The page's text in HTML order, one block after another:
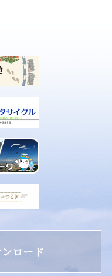
ロード